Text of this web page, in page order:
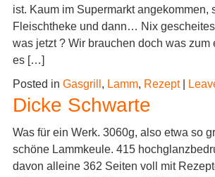
ist. Kaum im Supermarkt angekommen,
Fleischtheke und dann… Nix
was jetzt ? Wir brauchen doch was zum
es […]
Posted in Gasgrill , Lamm, Rezept
Dicke Schwarte
Was für ein Werk. 3060g, also etwa so
schöne Lammkeule. 415
davon alleine 362 Seiten voll mit